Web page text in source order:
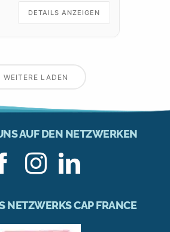
suchen.
DETAILS ANZEIGEN
WEITERE LADEN
AUF DEN NETZWERKEN
NETZWERKS CAP FRANCE